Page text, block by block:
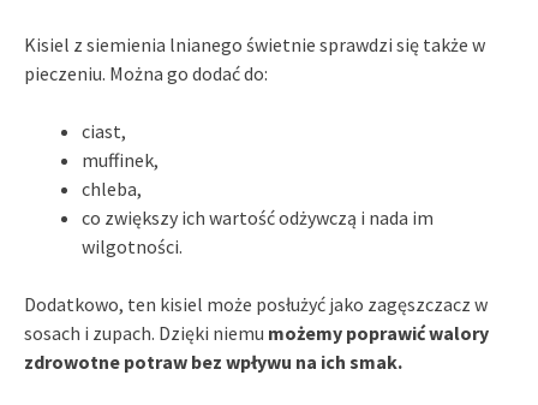
Kisiel z siemienia lnianego świetnie sprawdzi się także w
pieczeniu. Można go dodać do:
ciast,
muffinek,
chleba,
co zwiększy ich wartość odżywczą i nada im
wilgotności.
Dodatkowo, ten kisiel może posłużyć jako zagęszczacz w
sosach i zupach. Dzięki niemu możemy poprawić walory
zdrowotne potraw bez wpływu na ich smak.